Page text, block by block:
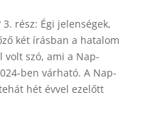
rész: Égi jelenségek,
két írásban a hatalom
volt szó, ami a Nap-
ben várható. A Nap-
hét évvel ezelőtt